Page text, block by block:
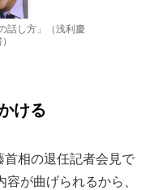
話し方」（浅利慶
ける
相の退任記者会見で
が曲げられるから、